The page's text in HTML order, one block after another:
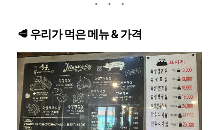
🥩 우리가 먹은 메뉴 & 가격